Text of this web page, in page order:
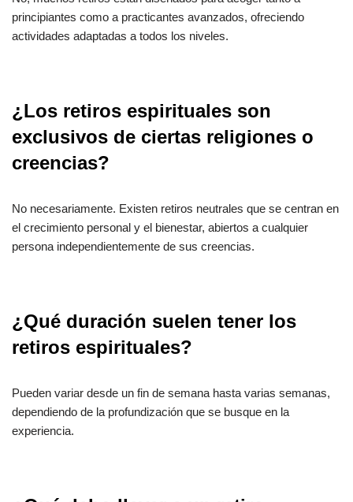
principiantes como a practicantes avanzados, ofreciendo
actividades adaptadas a todos los niveles.
¿Los retiros espirituales son
exclusivos de ciertas religiones o
creencias?
No necesariamente. Existen retiros neutrales que se centran en
el crecimiento personal y el bienestar, abiertos a cualquier
persona independientemente de sus creencias.
¿Qué duración suelen tener los
retiros espirituales?
Pueden variar desde un fin de semana hasta varias semanas,
dependiendo de la profundización que se busque en la
experiencia.